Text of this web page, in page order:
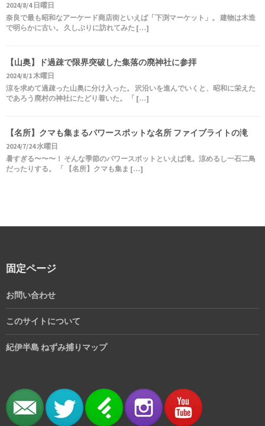
2024/8/4 日曜日
奈良で最も昭和なアーケード商店街といえば「下渕マーケット」。 建物は木造
で明らかに古い。 久しぶりに訪れてみた […]
【山奥】ド過疎で限界突破した集落の廃神社に参拝
2024/8/1 木曜日
涼を求めて過疎った山奥に分け入った。 沢沿いを進んでいくと、昭和に栄えた
であろう廃村の神社にたどり着いた。 「 […]
【名所】クマも集まるパワースポットな名所 ファイブライトの滝
2024/7/24 水曜日
暑すぎる〜〜〜！ そんな季節のパワースポットといえば滝。涼めるし一石二鳥
だったりする。 「 【名所】クマも集ま […]
固定ページ
お問い合わせ
このサイトについて
紀伊半島 ねずみ捕りマップ